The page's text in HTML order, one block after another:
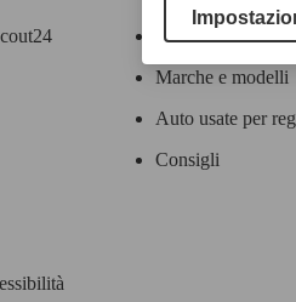
Contatti
Marche e modelli
Auto usate per
Consigli